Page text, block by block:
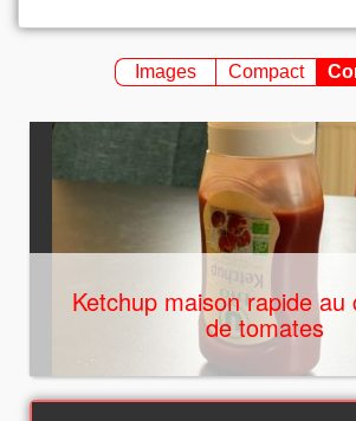
Images Compact
Ketchup maison rapide au
de tomates